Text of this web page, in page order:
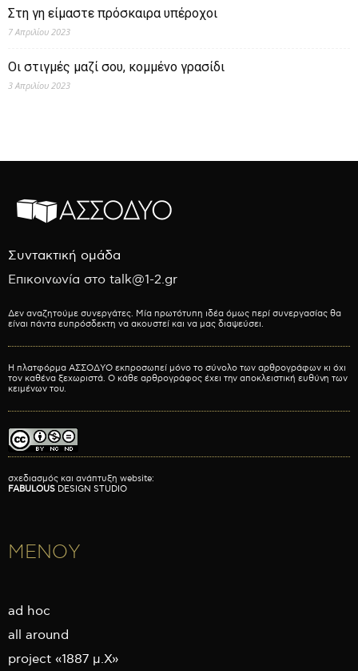
Στη γη είμαστε πρόσκαιρα υπέροχοι
7 Απριλίου 2023
Οι στιγμές μαζί σου, κομμένο γρασίδι
3 Απριλίου 2023
Συντακτική ομάδα
Επικοινωνία στο talk@1-2.gr
Δεν αναζητούμε συνεργάτες. Μία πρωτότυπη ιδέα όμως περί συνεργασίας θα
είναι πάντα ευπρόσδεκτη να ακουστεί και να μας διαψεύσει.
Η πλατφόρμα ΑΣΣΟΔΥΟ εκπροσωπεί μόνο το σύνολο των αρθρογράφων κι όχι
τον καθένα ξεχωριστά. Ο κάθε αρθρογράφος έχει την αποκλειστική ευθύνη των
κειμένων του.
σχεδιασμός και ανάπτυξη website:
FABULOUS DESIGN STUDIO
ΜΕΝΟΥ
ad hoc
all around
project «1887 μ.Χ»